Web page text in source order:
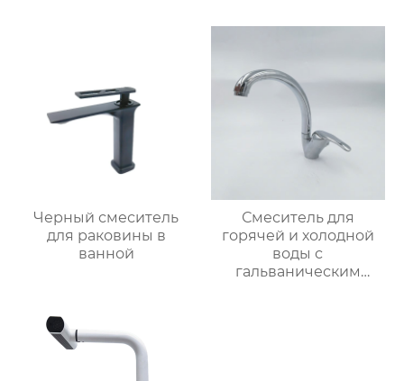
Черный смеситель
для раковины в
ванной
Смеситель для
горячей и холодной
воды с
гальваническим